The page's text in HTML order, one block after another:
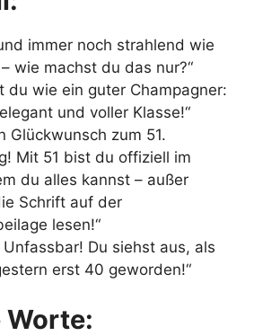
immer noch strahlend wie
wie machst du das nur?“
du wie ein guter Champagner:
und voller Klasse!“
Glückwunsch zum 51.
Mit 51 bist du offiziell im
du alles kannst – außer
Schrift auf der
lesen!“
Unfassbar! Du siehst aus, als
erst 40 geworden!“